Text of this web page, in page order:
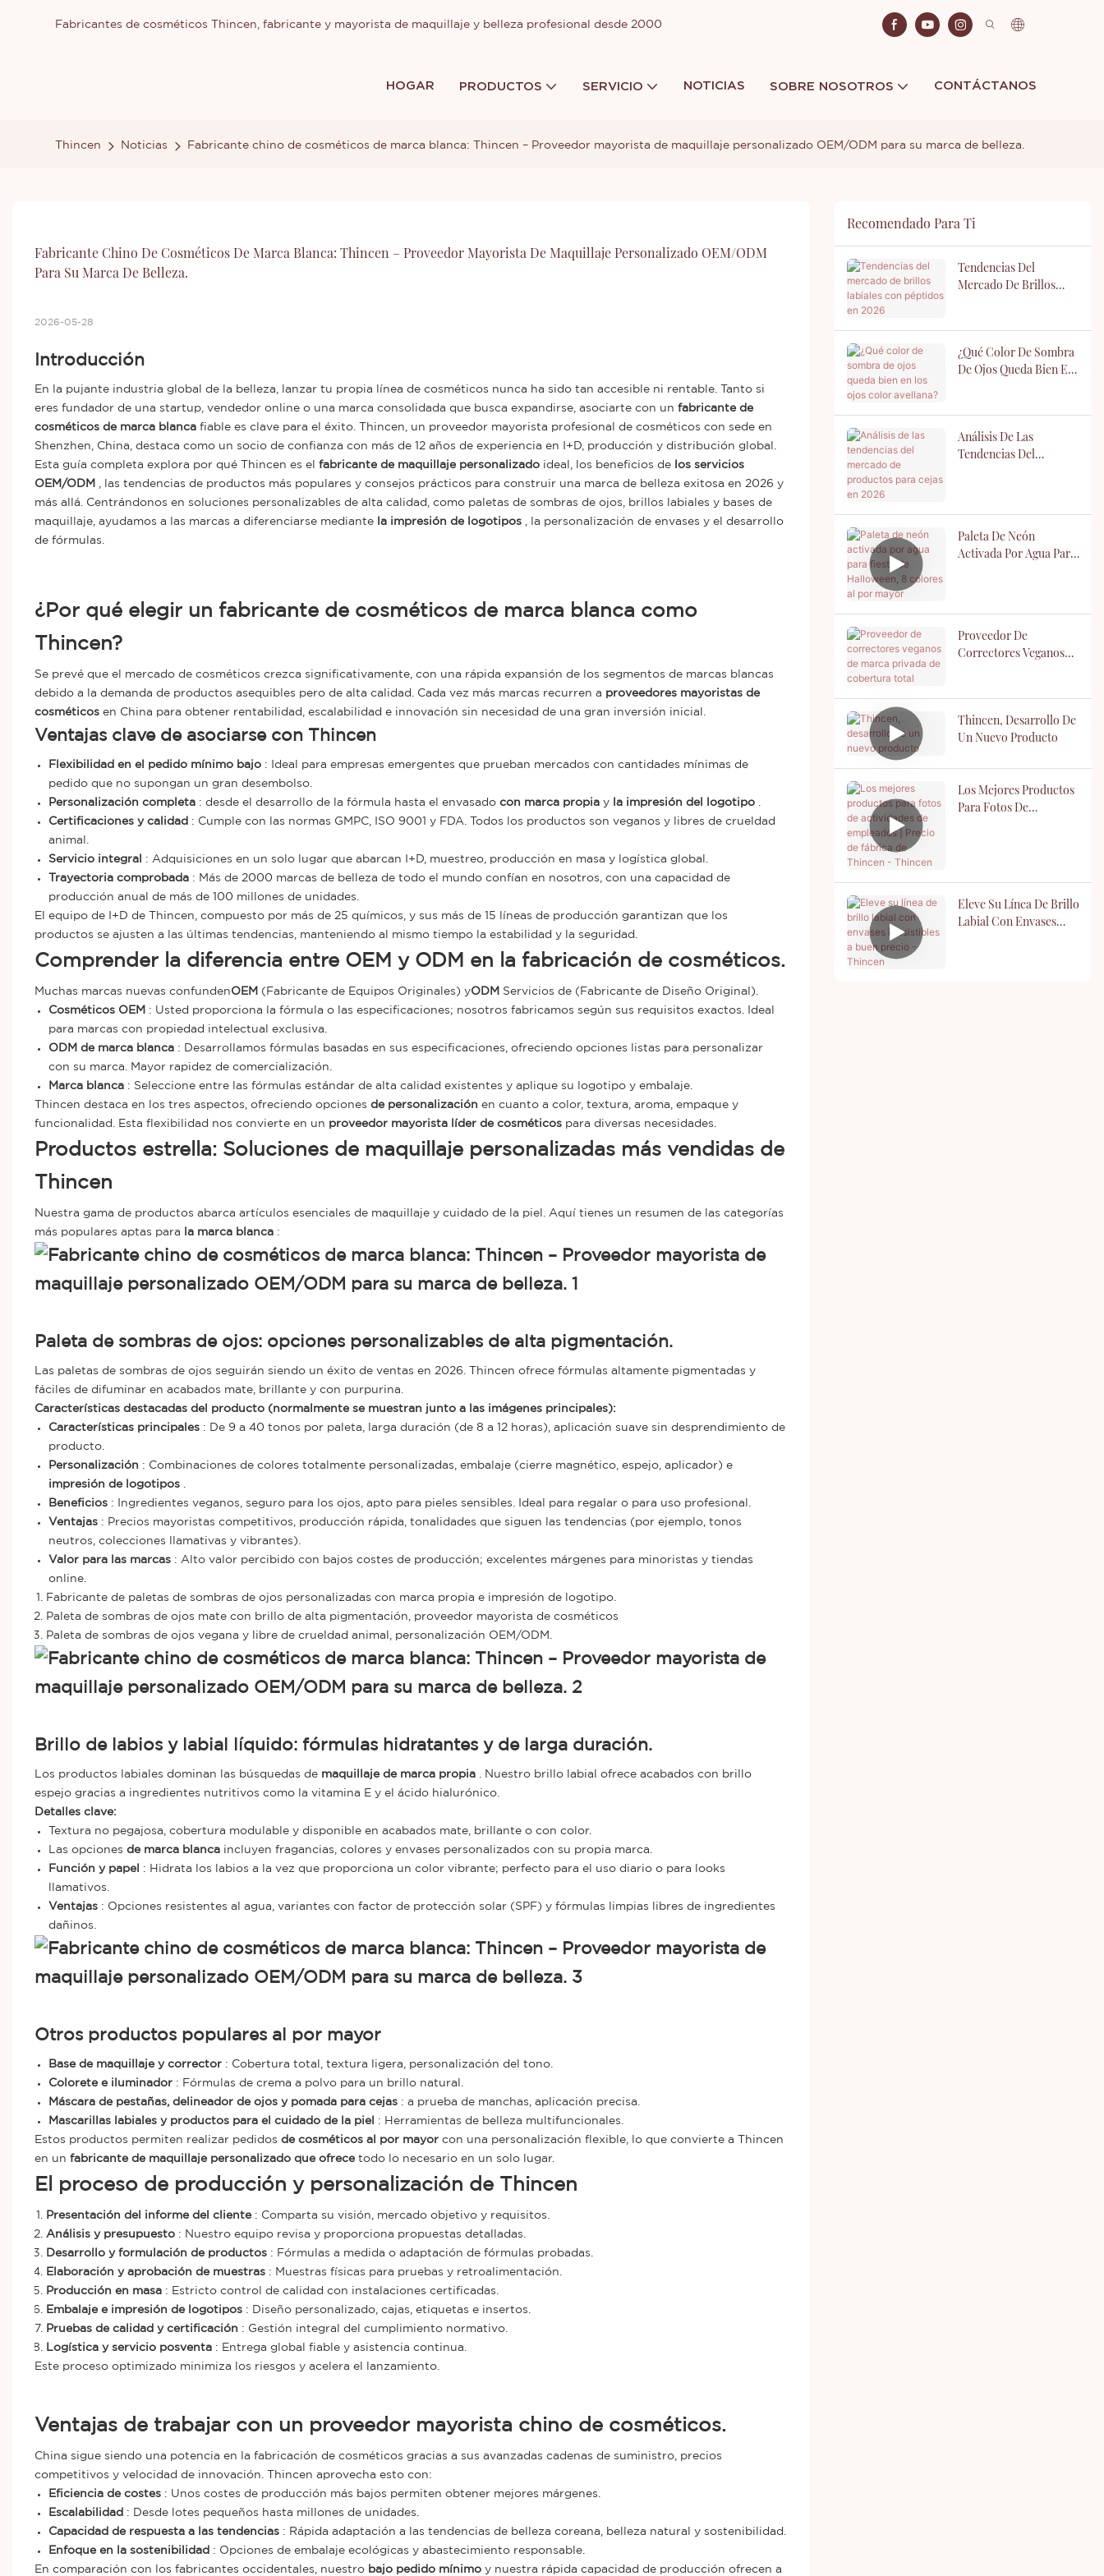
Fabricantes de cosméticos Thincen, fabricante y mayorista de maquillaje y belleza profesional desde 2000
HOGAR PRODUCTOS SERVICIO NOTICIAS SOBRE NOSOTROS CONTÁCTANOS
Thincen Noticias Fabricante chino de cosméticos de marca blanca: Thincen – Proveedor mayorista de maquillaje personalizado OEM/ODM para su marca de belleza.
Fabricante Chino De Cosméticos De Marca Blanca: Thincen – Proveedor Mayorista De Maquillaje Personalizado OEM/ODM
Para Su Marca De Belleza.
2026-05-28
Introducción
En la pujante industria global de la belleza, lanzar tu propia línea de cosméticos nunca ha sido tan accesible ni rentable. Tanto si
eres fundador de una startup, vendedor online o una marca consolidada que busca expandirse, asociarte con un fabricante de
cosméticos de marca blancafiable es clave para el éxito. Thincen, un proveedor mayorista profesional de cosméticos con sede en
Shenzhen, China, destaca como un socio de confianza con más de 12 años de experiencia en I+D, producción y distribución global.
Esta guía completa explora por qué Thincen es el fabricante de maquillaje personalizadoideal, los beneficios de
los servicios
OEM/ODM
, las tendencias de productos más populares y consejos prácticos para construir una marca de belleza exitosa en 2026 y
más allá. Centrándonos en soluciones personalizables de alta calidad, como paletas de sombras de ojos, brillos labiales y bases de
maquillaje, ayudamos a las marcas a diferenciarse mediante
la impresión de logotipos, la personalización de envases y el desarrollo
de fórmulas.
¿Por qué elegir un fabricante de cosméticos de marca blanca como
Thincen?
Se prevé que el mercado de cosméticos crezca significativamente, con una rápida expansión de los segmentos de marcas blancas
debido a la demanda de productos asequibles pero de alta calidad. Cada vez más marcas recurren a proveedores mayoristas de
cosméticosen China para obtener rentabilidad, escalabilidad e innovación sin necesidad de una gran inversión inicial.
Ventajas clave de asociarse con Thincen
Flexibilidad en el pedido mínimo bajo: Ideal para empresas emergentes que prueban mercados con cantidades mínimas de
pedido que no supongan un gran desembolso.
Personalización completa: desde el desarrollo de la fórmula hasta el envasado con marca propiay la impresión del logotipo.
Certificaciones y calidad : Cumple con las normas GMPC, ISO 9001 y FDA. Todos los productos son veganos y libres de crueldad
animal.
Servicio integral
: Adquisiciones en un solo lugar que abarcan I+D, muestreo, producción en masa y logística global.
Trayectoria comprobada: Más de 2000 marcas de belleza de todo el mundo confían en nosotros, con una capacidad de
producción anual de más de 100 millones de unidades.
El equipo de I+D de Thincen, compuesto por más de 25 químicos, y sus más de 15 líneas de producción garantizan que los
productos se ajusten a las últimas tendencias, manteniendo al mismo tiempo la estabilidad y la seguridad.
Comprender la diferencia entre OEM y ODM en la fabricación de cosméticos.
Muchas marcas nuevas confundenOEM (Fabricante de Equipos Originales) yODM Servicios de (Fabricante de Diseño Original).
Cosméticos OEM : Usted proporciona la fórmula o las especificaciones; nosotros fabricamos según sus requisitos exactos. Ideal
para marcas con propiedad intelectual exclusiva.
ODM de marca blanca: Desarrollamos fórmulas basadas en sus especificaciones, ofreciendo opciones listas para personalizar
con su marca. Mayor rapidez de comercialización.
Marca blanca: Seleccione entre las fórmulas estándar de alta calidad existentes y aplique su logotipo y embalaje.
Thincen destaca en los tres aspectos, ofreciendo opciones de personalización en cuanto a color, textura, aroma, empaque y
funcionalidad. Esta flexibilidad nos convierte en un proveedor mayorista líder de cosméticospara diversas necesidades.
Productos estrella: Soluciones de maquillaje personalizadas más vendidas de
Thincen
Nuestra gama de productos abarca artículos esenciales de maquillaje y cuidado de la piel. Aquí tienes un resumen de las categorías
más populares aptas para
la marca blanca:
Paleta de sombras de ojos: opciones personalizables de alta pigmentación.
Las paletas de sombras de ojos seguirán siendo un éxito de ventas en 2026. Thincen ofrece fórmulas altamente pigmentadas y
fáciles de difuminar en acabados mate, brillante y con purpurina.
Características destacadas del producto (normalmente se muestran junto a las imágenes principales):
Características principales: De 9 a 40 tonos por paleta, larga duración (de 8 a 12 horas), aplicación suave sin desprendimiento de
producto.
Personalización : Combinaciones de colores totalmente personalizadas, embalaje (cierre magnético, espejo, aplicador) e
impresión de logotipos.
Beneficios: Ingredientes veganos, seguro para los ojos, apto para pieles sensibles. Ideal para regalar o para uso profesional.
Ventajas: Precios mayoristas competitivos, producción rápida, tonalidades que siguen las tendencias (por ejemplo, tonos
neutros, colecciones llamativas y vibrantes).
Valor para las marcas: Alto valor percibido con bajos costes de producción; excelentes márgenes para minoristas y tiendas
online.
Fabricante de paletas de sombras de ojos personalizadas con marca propia e impresión de logotipo.
Paleta de sombras de ojos mate con brillo de alta pigmentación, proveedor mayorista de cosméticos
Paleta de sombras de ojos vegana y libre de crueldad animal, personalización OEM/ODM.
Brillo de labios y labial líquido: fórmulas hidratantes y de larga duración.
Los productos labiales dominan las búsquedas de maquillaje de marca propia. Nuestro brillo labial ofrece acabados con brillo
espejo gracias a ingredientes nutritivos como la vitamina E y el ácido hialurónico.
Detalles clave:
Textura no pegajosa, cobertura modulable y disponible en acabados mate, brillante o con color.
Las opciones de marca blancaincluyen fragancias, colores y envases personalizados con su propia marca.
Función y papel
: Hidrata los labios a la vez que proporciona un color vibrante; perfecto para el uso diario o para looks
llamativos.
Ventajas: Opciones resistentes al agua, variantes con factor de protección solar (SPF) y fórmulas limpias libres de ingredientes
dañinos.
Otros productos populares al por mayor
Base de maquillaje y corrector: Cobertura total, textura ligera, personalización del tono.
Colorete e iluminador: Fórmulas de crema a polvo para un brillo natural.
Máscara de pestañas, delineador de ojos y pomada para cejas: a prueba de manchas, aplicación precisa.
Mascarillas labiales y productos para el cuidado de la piel
: Herramientas de belleza multifuncionales.
Estos productos permiten realizar pedidos de cosméticos al por mayorcon una personalización flexible, lo que convierte a Thincen
en un fabricante de maquillaje personalizado que ofrecetodo lo necesario en un solo lugar.
El proceso de producción y personalización de Thincen
Presentación del informe del cliente: Comparta su visión, mercado objetivo y requisitos.
Análisis y presupuesto: Nuestro equipo revisa y proporciona propuestas detalladas.
Desarrollo y formulación de productos: Fórmulas a medida o adaptación de fórmulas probadas.
Elaboración y aprobación de muestras: Muestras físicas para pruebas y retroalimentación.
Producción en masa: Estricto control de calidad con instalaciones certificadas.
Embalaje e impresión de logotipos: Diseño personalizado, cajas, etiquetas e insertos.
Pruebas de calidad y certificación : Gestión integral del cumplimiento normativo.
Logística y servicio posventa: Entrega global fiable y asistencia continua.
Este proceso optimizado minimiza los riesgos y acelera el lanzamiento.
Ventajas de trabajar con un proveedor mayorista chino de cosméticos.
China sigue siendo una potencia en la fabricación de cosméticos gracias a sus avanzadas cadenas de suministro, precios
competitivos y velocidad de innovación. Thincen aprovecha esto con:
Eficiencia de costes: Unos costes de producción más bajos permiten obtener mejores márgenes.
Escalabilidad : Desde lotes pequeños hasta millones de unidades.
Capacidad de respuesta a las tendencias: Rápida adaptación a las tendencias de belleza coreana, belleza natural y sostenibilidad.
Enfoque en la sostenibilidad : Opciones de embalaje ecológicas y abastecimiento responsable.
En comparación con los fabricantes occidentales, nuestro bajo pedido mínimoy nuestra rápida capacidad de producción ofrecen a
Recomendado Para Ti
Tendencias Del
Mercado De Brillos
¿Qué Color De Sombra
De Ojos Queda Bien En
Análisis De Las
Tendencias Del
Paleta De Neón
Activada Por Agua Para
Proveedor De
Correctores Veganos
Thincen, Desarrollo De
Un Nuevo Producto
Los Mejores Productos
Para Fotos De
Eleve Su Línea De Brillo
Labial Con Envases